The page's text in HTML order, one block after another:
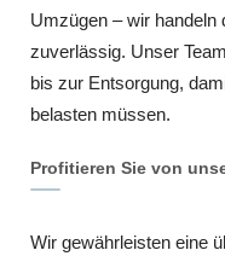
Umzügen – wir
zuverlässig. Unser
bis zur Entsorgung,
belasten müssen.
Profitieren Sie von
Wir gewährleisten eine